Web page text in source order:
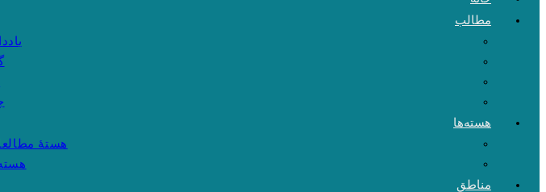
مطالب
هسته‌ها
هستهٔ
مناطق